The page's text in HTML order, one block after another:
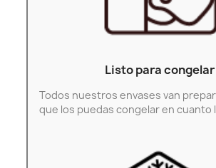
Listo para congelar
Todos nuestros envases van
que los puedas congelar en cuanto